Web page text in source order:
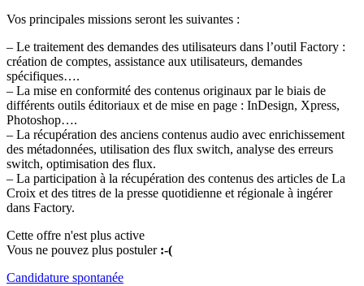
Vos principales missions seront les suivantes :
– Le traitement des demandes des utilisateurs dans l’outil Factory :
création de comptes, assistance aux utilisateurs, demandes
spécifiques….
– La mise en conformité des contenus originaux par le biais de
différents outils éditoriaux et de mise en page : InDesign, Xpress,
Photoshop….
– La récupération des anciens contenus audio avec enrichissement
des métadonnées, utilisation des flux switch, analyse des erreurs
switch, optimisation des flux.
– La participation à la récupération des contenus des articles de La
Croix et des titres de la presse quotidienne et régionale à ingérer
dans Factory.
Cette offre n'est plus active
Vous ne pouvez plus postuler :-(
Candidature spontanée